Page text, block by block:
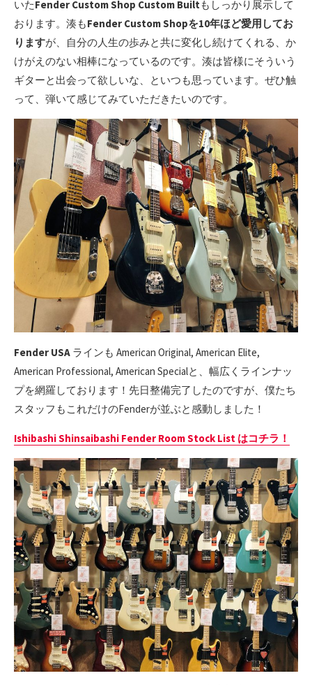
いたFender Custom Shop Custom Built もしっかり展示して
おります。湊もFender Custom Shopを10年ほど愛用してお
りますが、自分の人生の歩みと共に変化し続けてくれる、か
けがえのない相棒になっているのです。湊は皆様にそういう
ギターと出会って欲しいな、といつも思っています。ぜひ触
って、弾いて感じてみていただきたいのです。
Fender USA ラインも American Original, American Elite,
American Professional, American Specialと、幅広くラインナッ
プを網羅しております！先日整備完了したのですが、僕たち
スタッフもこれだけのFenderが並ぶと感動しました！
Ishibashi Shinsaibashi Fender Room Stock List はコチラ！